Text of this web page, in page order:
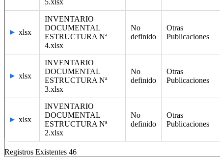
5.xlsx
xlsx
INVENTARIO
DOCUMENTAL
ESTRUCTURA Nª
4.xlsx
No
definido
Otras
Publicaciones
xlsx
INVENTARIO
DOCUMENTAL
ESTRUCTURA Nª
3.xlsx
No
definido
Otras
Publicaciones
xlsx
INVENTARIO
DOCUMENTAL
ESTRUCTURA Nª
2.xlsx
No
definido
Otras
Publicaciones
Registros Existentes 46